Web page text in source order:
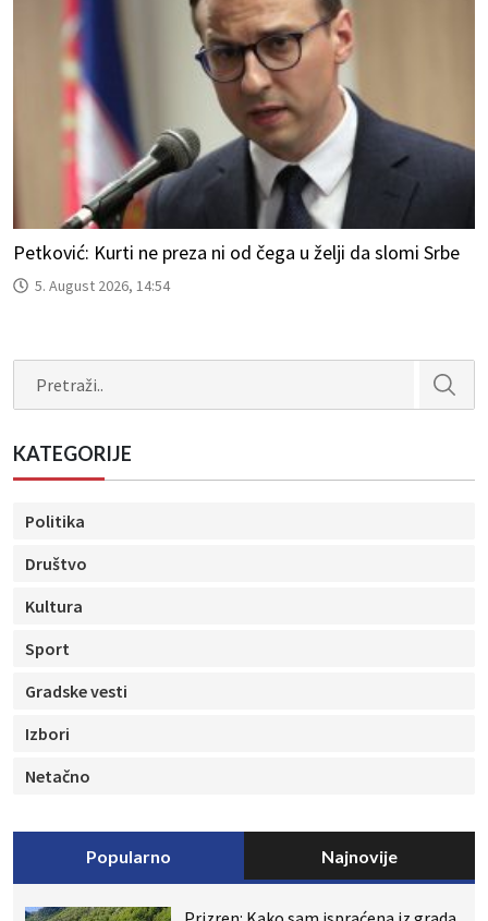
Petković: Kurti ne preza ni od čega u želji da slomi Srbe
5. August 2026, 14:54
KATEGORIJE
Politika
Društvo
Kultura
Sport
Gradske vesti
Izbori
Netačno
Popularno Najnovije